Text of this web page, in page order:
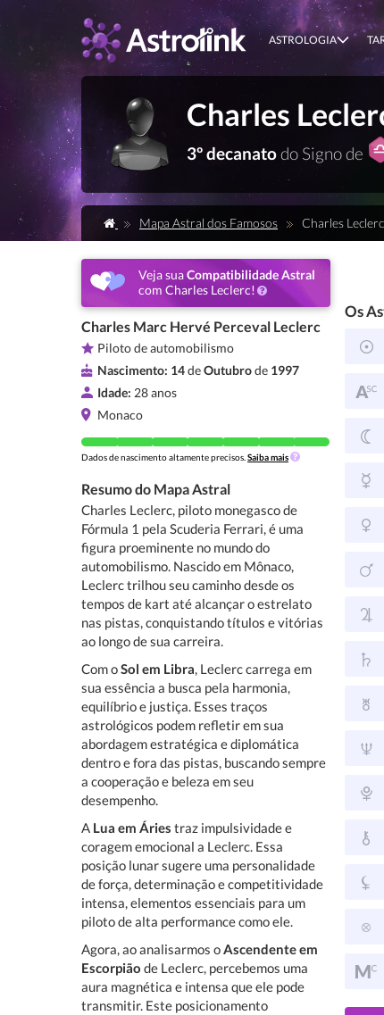
ASTROLOGIA
Charles
3º decanatodo Signo de
Mapa Astral dos Famosos Charles Leclerc
Veja suaCompatibilidade Astral
com Charles Leclerc!
Charles Marc Hervé Perceval Leclerc
Piloto de automobilismo
Nascimento: 14deOutubrode 1997
Idade: 28 anos
Monaco
Dados de nascimento altamente precisos. Saiba mais
Resumo do Mapa Astral
Charles Leclerc, piloto monegasco de
Fórmula 1 pela Scuderia Ferrari, é uma
figura proeminente no mundo do
automobilismo. Nascido em Mônaco,
Leclerc trilhou seu caminho desde os
tempos de kart até alcançar o estrelato
nas pistas, conquistando títulos e vitórias
ao longo de sua carreira.
Com oSol em Libra, Leclerc carrega em
sua essência a busca pela harmonia,
equilíbrio e justiça. Esses traços
astrológicos podem refletir em sua
abordagem estratégica e diplomática
dentro e fora das pistas, buscando sempre
a cooperação e beleza em seu
desempenho.
A Lua em Áries traz impulsividade e
coragem emocional a Leclerc. Essa
posição lunar sugere uma personalidade
de força, determinação e competitividade
intensa, elementos essenciais para um
piloto de alta performance como ele.
Agora, ao analisarmos oAscendente em
Escorpião de Leclerc, percebemos uma
aura magnética e intensa que ele pode
transmitir. Este posicionamento
Os